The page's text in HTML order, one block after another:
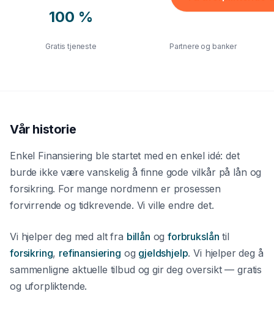
Tannlege
Forsikring
Leasing
Refinansiering
Samlelån
100 %
Gratis tjeneste
Flere
Partnere og banker
Vår historie
Enkel Finansiering ble startet med en enkel idé: det
burde ikke være vanskelig å finne gode vilkår på lån og
forsikring. For mange nordmenn er prosessen
forvirrende og tidkrevende. Vi ville endre det.
Vi hjelper deg med alt fra billån ogforbrukslån til
forsikring, refinansiering og gjeldshjelp. Vi hjelper deg å
sammenligne aktuelle tilbud og gir deg oversikt — gratis
og uforpliktende.